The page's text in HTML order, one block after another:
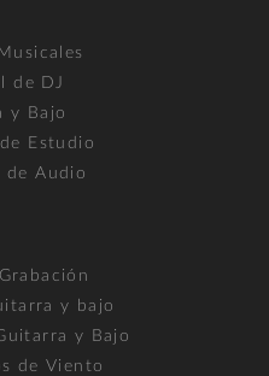
de DJ
y Bajo
Estudio
de Audio
y bajo
y Bajo
de Viento